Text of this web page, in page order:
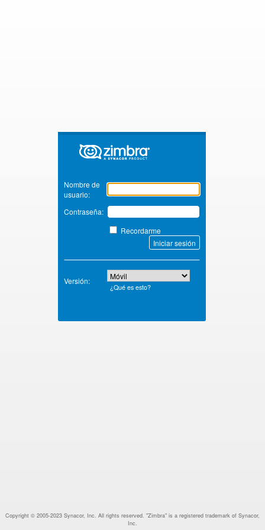
Zimbra
Nombre de
usuario:
Contraseña:
Recordarme
Versión:
¿Qué es esto?
Copyright © 2005-2023 Synacor, Inc. All rights reserved. "Zimbra" is a registered trademark of Synacor,
Inc.